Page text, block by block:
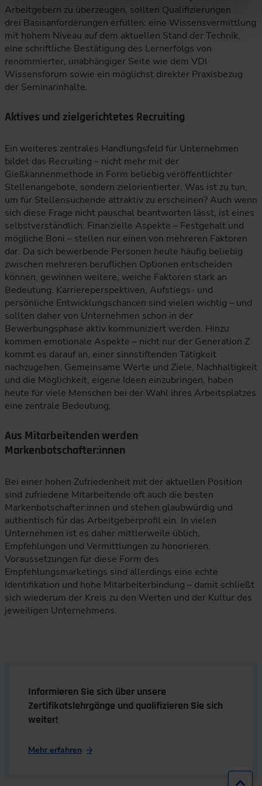
Arbeitgebern zu überzeugen, sollten Qualifizierungen
drei Basisanforderungen erfüllen: eine Wissensvermittlung
mit hohem Niveau auf dem aktuellen Stand der Technik,
eine schriftliche Bestätigung des Lernerfolgs von
renommierter, unabhängiger Seite wie dem VDI
Wissensforum sowie ein möglichst direkter Praxisbezug
der Seminarinhalte.
Aktives und zielgerichtetes Recruiting
Ein weiteres zentrales Handlungsfeld für Unternehmen
bildet das Recruiting – nicht mehr mit der
Gießkannenmethode in Form beliebig veröffentlichter
Stellenangebote, sondern zielorientierter. Was ist zu tun,
um für Stellensuchende attraktiv zu erscheinen? Auch wenn
sich diese Frage nicht pauschal beantworten lässt, ist eines
selbstverständlich: Finanzielle Aspekte – Festgehalt und
mögliche Boni – stellen nur einen von mehreren Faktoren
dar. Da sich bewerbende Personen heute häufig beliebig
zwischen mehreren beruflichen Optionen entscheiden
können, gewinnen weitere, weiche Faktoren stark an
Bedeutung. Karriereperspektiven, Aufstiegs- und
persönliche Entwicklungschancen sind vielen wichtig – und
sollten daher von Unternehmen schon in der
Bewerbungsphase aktiv kommuniziert werden. Hinzu
kommen emotionale Aspekte – nicht nur der Generation Z
kommt es darauf an, einer sinnstiftenden Tätigkeit
nachzugehen. Gemeinsame Werte und Ziele, Nachhaltigkeit
und die Möglichkeit, eigene Ideen einzubringen, haben
heute für viele Menschen bei der Wahl ihres Arbeitsplatzes
eine zentrale Bedeutung.
Aus Mitarbeitenden werden
Markenbotschafter:innen
Bei einer hohen Zufriedenheit mit der aktuellen Position
sind zufriedene Mitarbeitende oft auch die besten
Markenbotschafter:innen und stehen glaubwürdig und
authentisch für das Arbeitgeberprofil ein. In vielen
Unternehmen ist es daher mittlerweile üblich,
Empfehlungen und Vermittlungen zu honorieren.
Voraussetzungen für diese Form des
Empfehlungsmarketings sind allerdings eine echte
Identifikation und hohe Mitarbeiterbindung – damit schließt
sich wiederum der Kreis zu den Werten und der Kultur des
jeweiligen Unternehmens.
Informieren Sie sich über unsere
Zertifikatslehrgänge und qualifizieren Sie sich
weiter!
Mehr erfahren